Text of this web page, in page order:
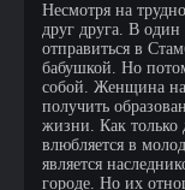
Несмотря на
друг друга. В
отправиться в
бабушкой. Но
собой. Женщина
получить
жизни. Как только
влюбляется в
является
городе. Но их